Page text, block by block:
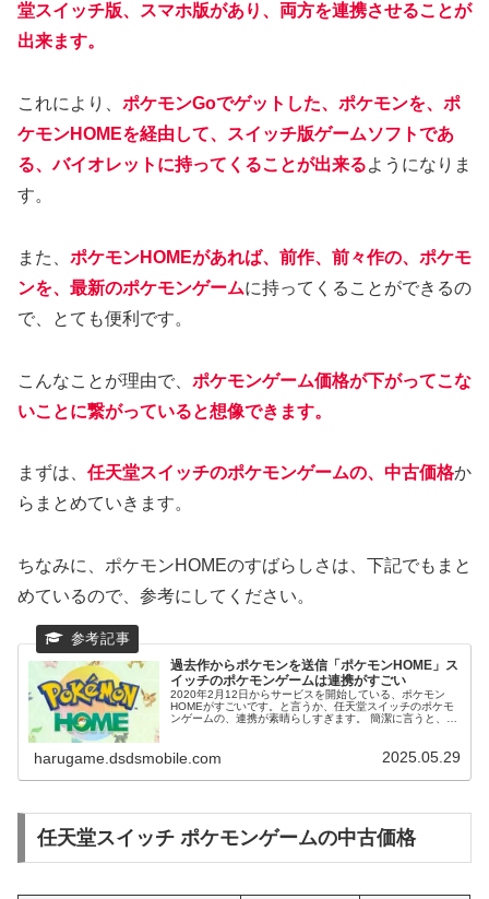
堂スイッチ版、スマホ版があり、両方を連携させることが
出来ます。
これにより、 ポケモンGoでゲットした、ポケモンを、ポ
ケモンHOMEを経由して、スイッチ版ゲームソフトであ
る、バイオレットに持ってくることが出来るようになりま
す。
また、 ポケモンHOMEがあれば、前作、前々作の、ポケモ
ンを、最新のポケモンゲームに持ってくることができるの
で、とても便利です。
こんなことが理由で、 ポケモンゲーム価格が下がってこな
いことに繋がっていると想像できます。
まずは、 任天堂スイッチのポケモンゲームの、中古価格か
らまとめていきます。
ちなみに、ポケモンHOMEのすばらしさは、下記でもまと
めているので、参考にしてください。
過去作からポケモンを送信「ポケモンHOME」ス
イッチのポケモンゲームは連携がすごい
2020年2月12日からサービスを開始している、ポケモン
HOMEがすごいです。と言うか、任天堂スイッチのポケモ
ンゲームの、連携が素晴らしすぎます。 簡潔に言うと、過
モンなど、レアなポケモンを、過去作から送信できるの
で、愛着のあるポケモンも、最新作ベームに、持ってこれ
るかもしれません。
harugame.dsdsmobile.com 2025.05.29
任天堂スイッチ ポケモンゲームの中古価格